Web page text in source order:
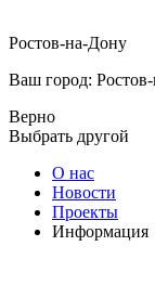
Ростов-на-Дону
Ваш город:
Верно
Выбрать другой
О нас
Новости
Проекты
Информация